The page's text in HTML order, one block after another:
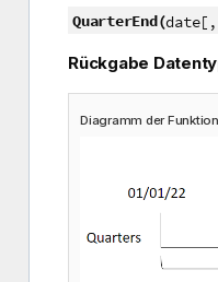
QuarterEnd(
Rückgabe
Diagramm der Funktion